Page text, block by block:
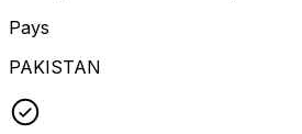
Pays
PAKISTAN